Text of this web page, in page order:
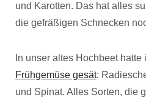
und Karotten. Das hat alles
die gefräßigen Schnecken
In unser altes Hochbeet hatte
Frühgemüse gesät:
und Spinat. Alles Sorten, die